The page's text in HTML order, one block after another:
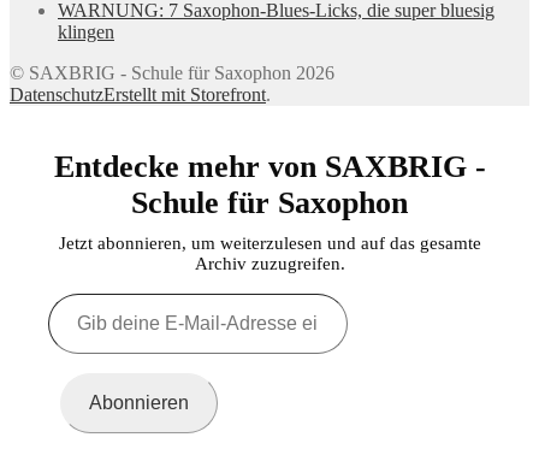
WARNUNG: 7 Saxophon-Blues-Licks, die super bluesig
klingen
© SAXBRIG - Schule für Saxophon 2026
DatenschutzErstellt mit Storefront.
Entdecke mehr von SAXBRIG -
Schule für Saxophon
Jetzt abonnieren, um weiterzulesen und auf das gesamte
Archiv zuzugreifen.
Gib
deine
E-
Abonnieren